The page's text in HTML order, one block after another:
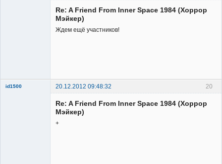
Re: A Friend From Inner Space 1984 (Хоррор
Мэйкер)
Ждем ещё участников!
20
id1500
20.12.2012 09:48:32
Re: A Friend From Inner Space 1984 (Хоррор
Мэйкер)
+